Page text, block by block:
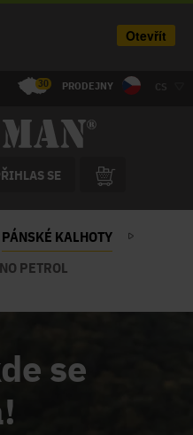
30 PRODEJNY CS
SE
PÁNSKÉ KALHOTY
PETROL
se
Otevřít